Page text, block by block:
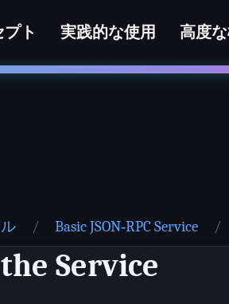
プト 実践的な使用 高度
Basic JSON‑RPC Service
Service